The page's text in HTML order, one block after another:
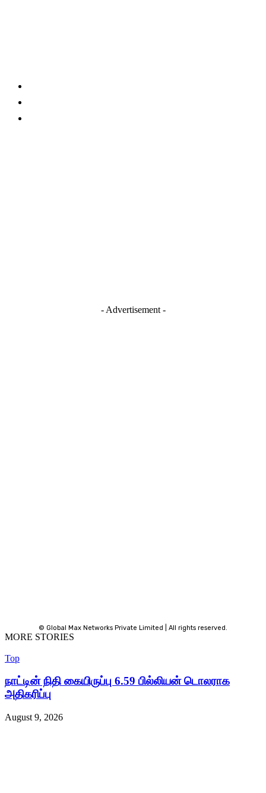
- Advertisement -
© Global Max Networks Private Limited | All rights reserved.
MORE STORIES
Top
நாட்டின் நிதி கையிருப்பு 6.59 பில்லியன் டொலராக
அதிகரிப்பு
August 9, 2026